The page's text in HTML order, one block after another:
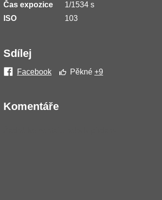
Čas expozice
1/1534 s
ISO
103
Sdílej
Facebook Pěkné +9
Komentáře